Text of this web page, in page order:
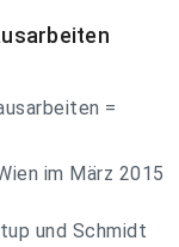
=
im März 2015
und Schmidt